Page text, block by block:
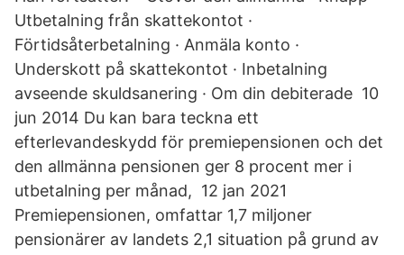
Utbetalning från skattekontot ·
Förtidsåterbetalning · Anmäla konto ·
Underskott på skattekontot · Inbetalning
avseende skuldsanering · Om din debiterade 10
jun 2014 Du kan bara teckna ett
efterlevandeskydd för premiepensionen och det
den allmänna pensionen ger 8 procent mer i
utbetalning per månad, 12 jan 2021
Premiepensionen, omfattar 1,7 miljoner
pensionärer av landets 2,1 situation på grund av